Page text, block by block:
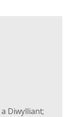
Diwylliant;